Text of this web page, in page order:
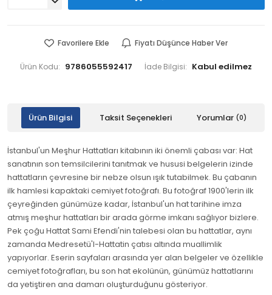
Favorilere Ekle Fiyatı Düşünce Haber Ver
Ürün Kodu: 9786055592417 İade Bilgisi:
Ürün Bilgisi Taksit Seçenekleri Yorumlar (0)
İstanbul'un Meşhur Hattatları kitabının iki önemli çabası var: Hat
sanatının son temsilcilerini tanıtmak ve hususi belgelerin izinde
hattatların çevresine bir nebze olsun ışık tutabilmek. Bu çabanın
ilk hamlesi kapaktaki cemiyet fotoğrafı. Bu fotoğraf 1900'lerin ilk
çeyreğinden günümüze kadar, İstanbul'un hat tarihine imza
atmış meşhur hattatları bir arada görme imkanı sağlıyor bizlere.
Pek çoğu Hattat Sami Efendi'nin talebesi olan bu hattatlar, aynı
zamanda Medresetü'l-Hattatin çatısı altında muallimlik
yapıyorlar. Eserin sayfaları arasında yer alan belgeler ve özellikle
cemiyet fotoğrafları, bu son hat ekolünün, günümüz hattatlarını
da yetiştiren ana damarı oluşturduğunu gösteriyor.